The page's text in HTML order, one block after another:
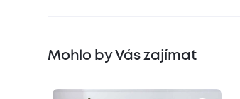
Mohlo by Vás zajímat